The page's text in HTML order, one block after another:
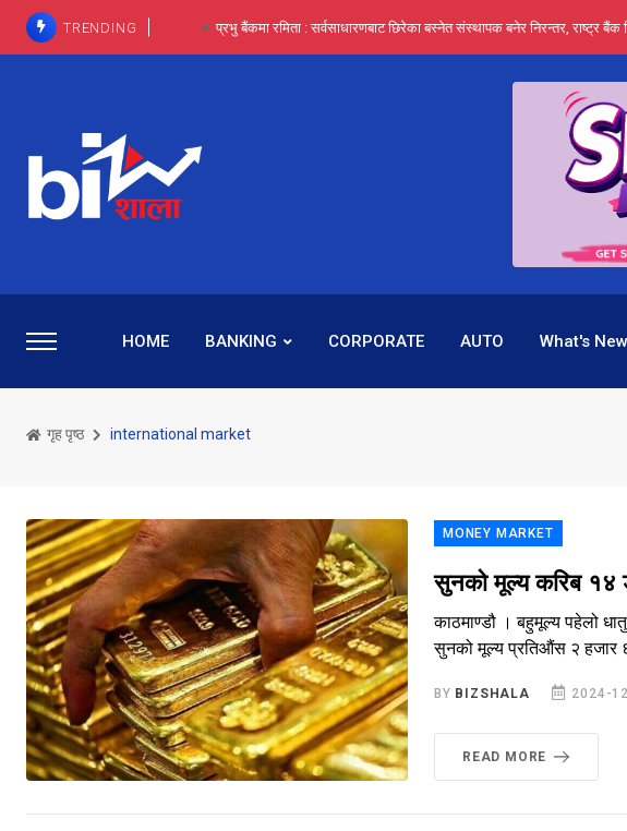
TRENDING प्रभू बैंकका सञ्चालक बस्नेतमाथि राष्ट्र बैंकको ‘कन्सर्न’, प्रवक्ता भन्छन्- समूह फेरेर सञ्चालक
प्रभू बैंकमा सेञ्चुरीबाट आएका कर्मचारीमाथि हदैसम्मको विभेदः एउटै पदमा दुई थरि तलब,
कमाइमा गरिमाको दमदार छलाङ, सेयरधनीलाई २० प्रतिशत लाभांश दिने क्षमता
प्रभु बैंकमा रमिता : सर्वसाधारणबाट छिरेका बस्नेत संस्थापक बनेर निरन्तर, राष्ट्र
HOME BANKING CORPORATE AUTO What's
गृह पृष्ठ international market
MONEY MARKET
सुनको मूल्य करिब १४
काठमाण्डौ । बहुमूल्य पहेलो
सुनको मूल्य प्रतिऔंस २ हजार
BY BIZSHALA 2024-
READ MORE